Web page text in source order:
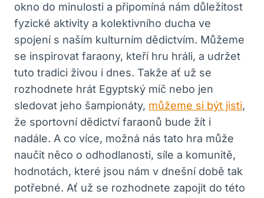
okno do minulosti a připomíná nám důležitost
fyzické aktivity a kolektivního ducha ve
spojení s naším kulturním dědictvím. Můžeme
se inspirovat faraony, kteří hru hráli, a udržet
tuto tradici živou i dnes. Takže ať už se
rozhodnete hrát Egyptský míč nebo jen
sledovat jeho šampionáty, můžeme si být jisti,
že sportovní dědictví faraonů bude žít i
nadále. A co více, možná nás tato hra může
naučit něco o odhodlanosti, síle a komunitě,
hodnotách, které jsou nám v dnešní době tak
potřebné. Ať už se rozhodnete zapojit do této